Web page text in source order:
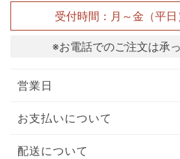
受付時間：月～金（平
※お電話でのご注文は承
営業日
お支払いについて
配送について